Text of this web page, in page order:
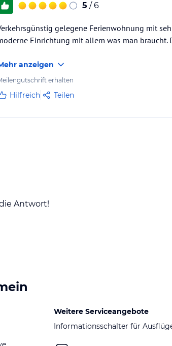
5 / 6
gelegene Ferienwohnung mit
Einrichtung mit allem was man
anzeigen
erhalten
Hilfreich Teilen
Antwort!
Weitere Serviceangebote
Informationsschalter für